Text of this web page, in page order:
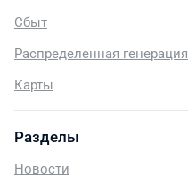
Сбыт
Распределенная генерация
Карты
Разделы
Новости